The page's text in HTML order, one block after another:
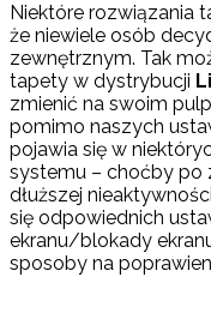
Niektóre rozwiązania
że niewiele osób
zewnętrznym. Tak
tapety w dystrybucji
zmienić na swoim
pomimo naszych
pojawia się w
systemu – choćby po
dłuższej
się odpowiednich
ekranu/blokady
sposoby na